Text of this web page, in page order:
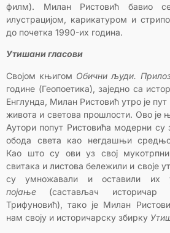
филм). Милан Ристовић бавио
илустрацијом, карикатуром и
до почетка 1990-их година.
Утишани гласови
Својом књигом Обични људи.
године (Геопоетика), заједно са
Енглунда, Милан Ристовић утро је
живота и светова прошлости. Ово је
Аутори попут Ристовића модерни су
обода света као негдашњи
Као што су ови уз свој
свитака и листова бележили и своје
су умножавали и оставили их
појање (састављач историчар
Трифуновић), тако је Милан
нам своју и историчарску збирку